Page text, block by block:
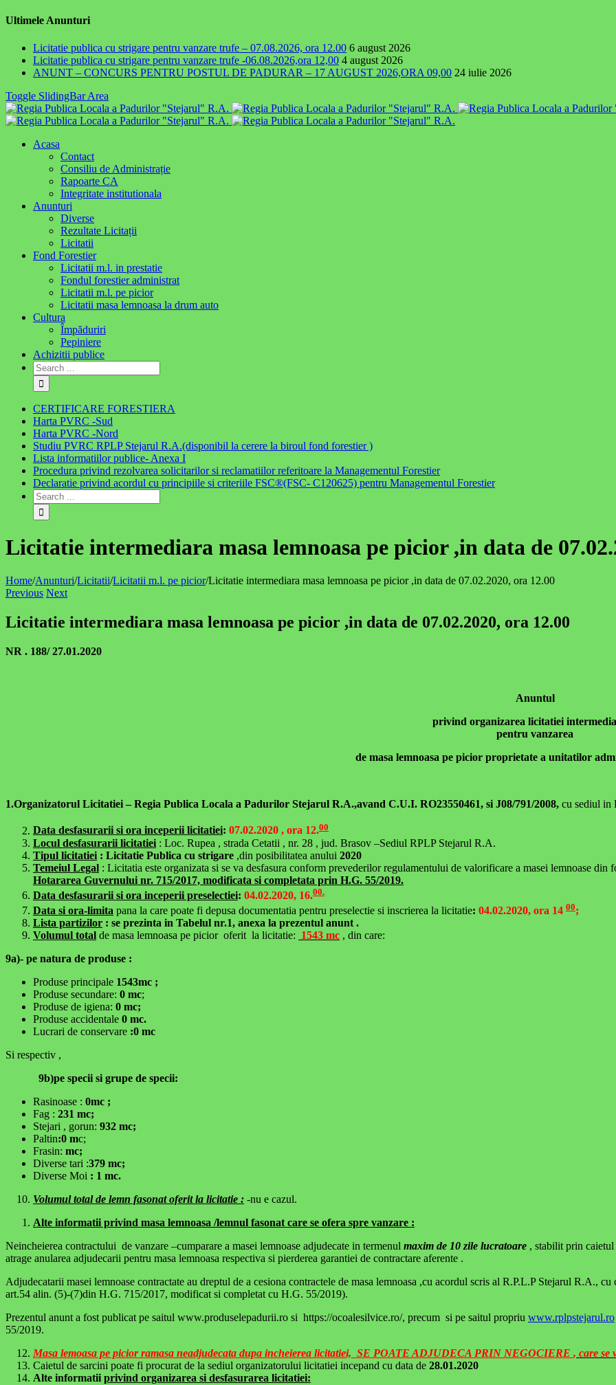
Ultimele Anunturi
Licitatie publica cu strigare pentru vanzare trufe – 07.08.2026, ora 12.00 6 august 2026
Licitatie publica cu strigare pentru vanzare trufe -06.08.2026,ora 12,00 4 august 2026
ANUNT – CONCURS PENTRU POSTUL DE PADURAR – 17 AUGUST 2026,ORA 09,00 24 iulie 2026
Toggle SlidingBar Area
Acasa
Contact
Consiliu de Administrație
Rapoarte CA
Integritate institutionala
Anunturi
Diverse
Rezultate Licitații
Licitatii
Fond Forestier
Licitatii m.l. in prestatie
Fondul forestier administrat
Licitatii m.l. pe picior
Licitatii masa lemnoasa la drum auto
Cultura
Împăduriri
Pepiniere
Achizitii publice
CERTIFICARE FORESTIERA
Harta PVRC -Sud
Harta PVRC -Nord
Studiu PVRC RPLP Stejarul R.A.(disponibil la cerere la biroul fond forestier )
Lista informatiilor publice- Anexa I
Procedura privind rezolvarea solicitarilor si reclamatiilor referitoare la Managementul Forestier
Declaratie privind acordul cu principiile si criteriile FSC®(FSC- C120625) pentru Managementul Forestier
Licitatie intermediara masa lemnoasa pe picior ,in data de
Home/Anunturi/Licitatii/Licitatii m.l. pe picior/Licitatie intermediara masa lemnoasa pe picior ,in data de 07.02.2020, ora 12.00
Previous Next
Licitatie intermediara masa lemnoasa pe picior ,in data de 07.02.2020, ora 12.00
NR . 188/ 27.01.2020
Anuntul
privind organizarea licitatiei
pentru vanzarea
de masa lemnoasa pe picior proprietate a unitatilor
1.Organizatorul Licitatiei –Regia Publica Locala a Padurilor Stejarul R.A.,avand C.U.I. RO23550461, si J08/791/2008, cu sediul in
Data desfasurarii si ora inceperii licitatiei: 07.02.2020 , ora 12.00
Locul desfasurarii licitatiei : Loc. Rupea , strada Cetatii , nr. 28 , jud. Brasov –Sediul RPLP Stejarul R.A.
Tipul licitatiei : Licitatie Publica cu strigare ,din posibilitatea anului 2020
Temeiul Legal : Licitatia este organizata si se va desfasura conform prevederilor regulamentului de valorificare a masei lemnoase
Hotararea Guvernului nr. 715/2017, modificata si completata prin H.G. 55/2019.
Data desfasurarii si ora inceperii preselectiei: 04.02.2020, 16.00.
Data si ora-limita pana la care poate fi depusa documentatia pentru preselectie si inscrierea la licitatie: 04.02.2020, ora 14 00;
Lista partizilor : se prezinta in Tabelul nr.1, anexa la prezentul anunt .
Volumul total de masa lemnoasa pe picior oferit la licitatie: 1543 mc , din care:
9a)- pe natura de produse :
Produse principale 1543mc ;
Produse secundare: 0 mc;
Produse de igiena: 0 mc;
Produse accidentale 0 mc.
Lucrari de conservare :0 mc
Si respectiv ,
9b)pe specii si grupe de specii:
Rasinoase : 0mc ;
Fag : 231 mc;
Stejari , gorun: 932 mc;
Paltin:0 mc;
Frasin: mc;
Diverse tari :379 mc;
Diverse Moi : 1 mc.
Volumul total de lemn fasonat oferit la licitatie : -nu e cazul.
Alte informatii privind masa lemnoasa /lemnul fasonat care se ofera spre vanzare :
Neincheierea contractului de vanzare –cumparare a masei lemnoase adjudecate in termenul maxim de 10 zile lucratoare , stabilit prin
atrage anularea adjudecarii pentru masa lemnoasa respectiva si pierderea garantiei de contractare aferente .
Adjudecatarii masei lemnoase contractate au dreptul de a cesiona contractele de masa lemnoasa ,cu acordul scris al R.P.L.P Stejarul R.A.,
art.54 alin. (5)-(7)din H.G. 715/2017, modificat si completat cu H.G. 55/2019).
Prezentul anunt a fost publicat pe saitul www.produselepadurii.ro si https://ocoalesilvice.ro/, precum si pe saitul propriu www.rplpstejarul.ro
55/2019.
Masa lemoasa pe picior ramasa neadjudecata dupa incheierea licitatiei, SE POATE ADJUDECA PRIN NEGOCIERE , care se
Caietul de sarcini poate fi procurat de la sediul organizatorului licitatiei incepand cu data de 28.01.2020
Alte informatii privind organizarea si desfasurarea licitatiei: